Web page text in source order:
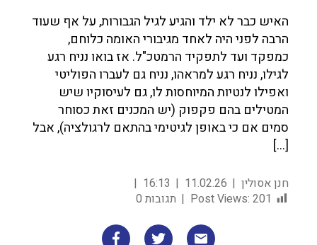
האיש כבר לא ילד והגיע לגיל הגבורות, על אף שעוד
הרבה לפני היה לאחד מגיבורי האומה כלוחם,
כמפקד ועד לתפקיד הרמטכ"ל. אז בואו נניח רגע
לגילו, נניח רגע למראהו, נניח גם לעברו הפוליטי
ואפילו לנטיות המיוחסות לו, גם לעיסוקיו שיש
המטילים בהם פקפוק (יש המכנים זאת כסוחר
סמים אם כי באופן לגיטימי בהתאם לרגולציה), אבל
[…]
חנן אסולין 11.02.26
16:13
Post Views: 201 תגובות 0